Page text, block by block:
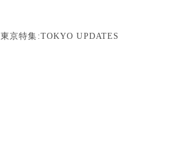
東京特集:TOKYO UPDATES